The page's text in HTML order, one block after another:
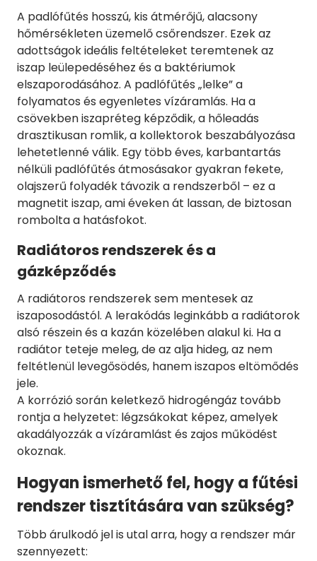
A padlófűtés hosszú, kis átmérőjű, alacsony
hőmérsékleten üzemelő csőrendszer. Ezek az
adottságok ideális feltételeket teremtenek az
iszap leülepedéséhez és a baktériumok
elszaporodásához. A padlófűtés „lelke” a
folyamatos és egyenletes vízáramlás. Ha a
csövekben iszapréteg képződik, a hőleadás
drasztikusan romlik, a kollektorok beszabályozása
lehetetlenné válik. Egy több éves, karbantartás
nélküli padlófűtés átmosásakor gyakran fekete,
olajszerű folyadék távozik a rendszerből – ez a
magnetit iszap, ami éveken át lassan, de biztosan
rombolta a hatásfokot.
Radiátoros rendszerek és a
gázképződés
A radiátoros rendszerek sem mentesek az
iszaposodástól. A lerakódás leginkább a radiátorok
alsó részein és a kazán közelében alakul ki. Ha a
radiátor teteje meleg, de az alja hideg, az nem
feltétlenül levegősödés, hanem iszapos eltömődés
jele.
A korrózió során keletkező hidrogéngáz tovább
rontja a helyzetet: légzsákokat képez, amelyek
akadályozzák a vízáramlást és zajos működést
okoznak.
Hogyan ismerhető fel, hogy a fűtési
rendszer tisztítására van szükség?
Több árulkodó jel is utal arra, hogy a rendszer már
szennyezett: